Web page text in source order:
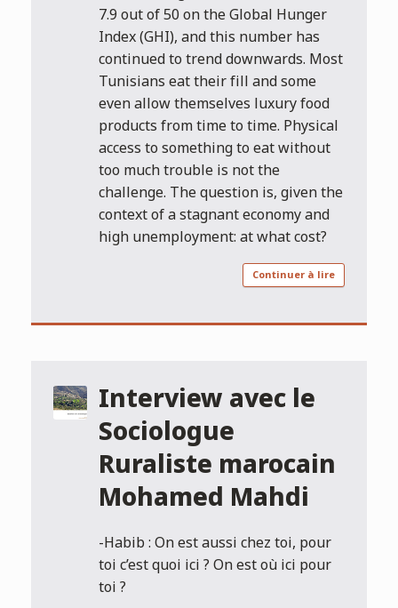
7.9 out of 50 on the Global Hunger
Index (GHI), and this number has
continued to trend downwards. Most
Tunisians eat their fill and some
even allow themselves luxury food
products from time to time. Physical
access to something to eat without
too much trouble is not the
challenge. The question is, given the
context of a stagnant economy and
high unemployment: at what cost?
Continuer à lire
Interview avec le
Sociologue
Ruraliste marocain
Mohamed Mahdi
-Habib : On est aussi chez toi, pour
toi c’est quoi ici ? On est où ici pour
toi ?